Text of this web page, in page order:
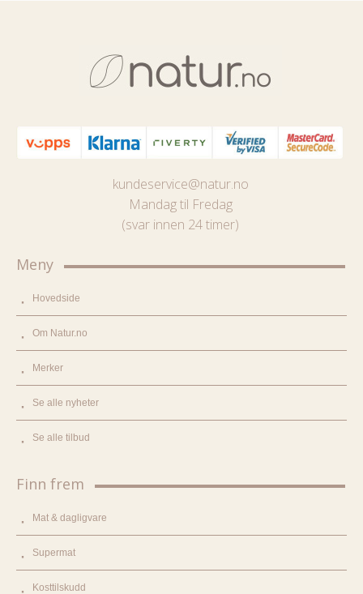
kundeservice@natur.no
Mandag til Fredag
(svar innen 24 timer)
Meny
Hovedside
Om Natur.no
Merker
Se alle nyheter
Se alle tilbud
Finn frem
Mat & dagligvare
Supermat
Kosttilskudd